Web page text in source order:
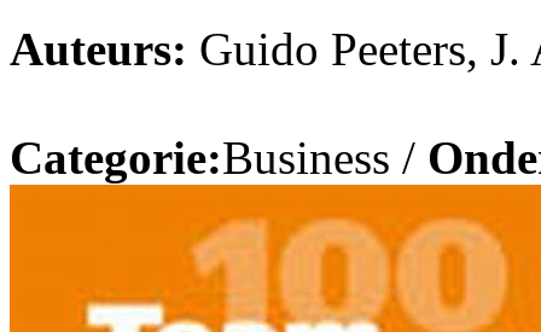
Auteurs: Guido Peeters, J.
Categorie:Business /